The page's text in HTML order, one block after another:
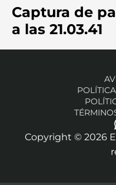
Captura de
a las 21.03.41
Copyright © 2026